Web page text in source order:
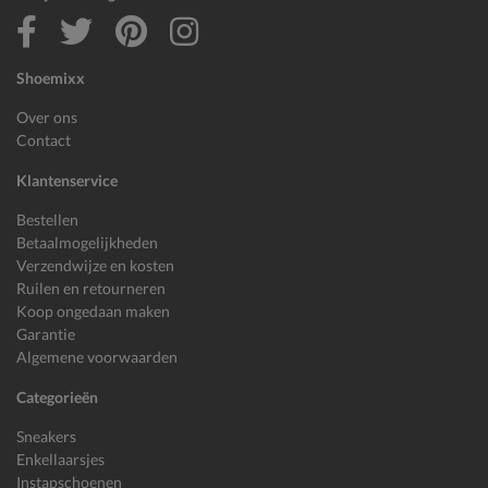
Shoemixx
Over ons
Contact
Klantenservice
Bestellen
Betaalmogelijkheden
Verzendwijze en kosten
Ruilen en retourneren
Koop ongedaan maken
Garantie
Algemene voorwaarden
Categorieën
Sneakers
Enkellaarsjes
Instapschoenen